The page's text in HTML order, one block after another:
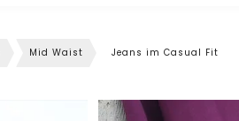
Mid Waist Jeans im Casual Fit